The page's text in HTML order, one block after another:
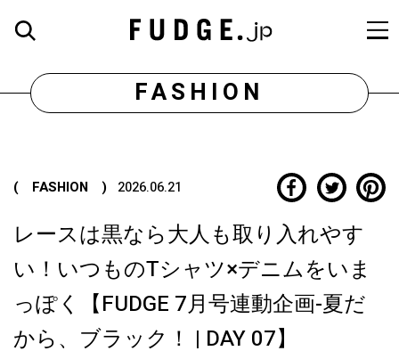
FASHION
( FASHION ) 2026.06.21
レースは黒なら大人も取り入れやす
い！いつものTシャツ×デニムをいま
っぽく【FUDGE 7月号連動企画-夏だ
から、ブラック！ | DAY 07】